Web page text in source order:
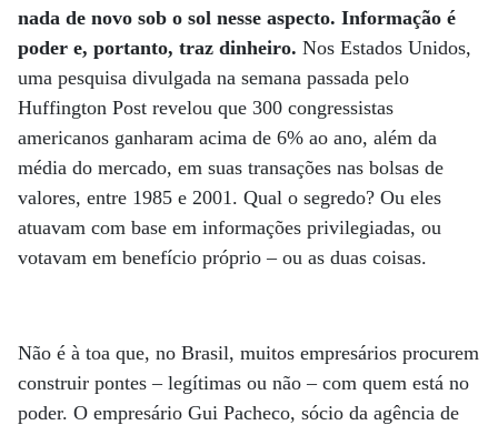
nada de novo sob o sol nesse aspecto. Informação é
poder e, portanto, traz dinheiro. Nos Estados Unidos,
uma pesquisa divulgada na semana passada pelo
Huffington Post revelou que 300 congressistas
americanos ganharam acima de 6% ao ano, além da
média do mercado, em suas transações nas bolsas de
valores, entre 1985 e 2001. Qual o segredo? Ou eles
atuavam com base em informações privilegiadas, ou
votavam em benefício próprio – ou as duas coisas.
Não é à toa que, no Brasil, muitos empresários procurem
construir pontes – legítimas ou não – com quem está no
poder. O empresário Gui Pacheco, sócio da agência de